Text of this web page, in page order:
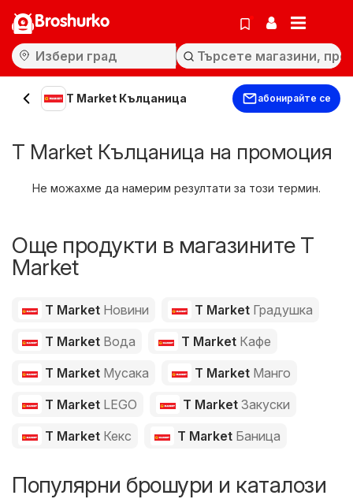
Broshurko
T Market Кълцаница абонирайте се
T Market Кълцаница на промоция
Не можахме да намерим резултати за този термин.
Още продукти в магазините T
Market
T Market Новини T Market Градушка
T Market Вода T Market Кафе
T Market Мусака T Market Манго
T Market LEGO T Market Закуски
T Market Кекс T Market Баница
Популярни брошури и каталози